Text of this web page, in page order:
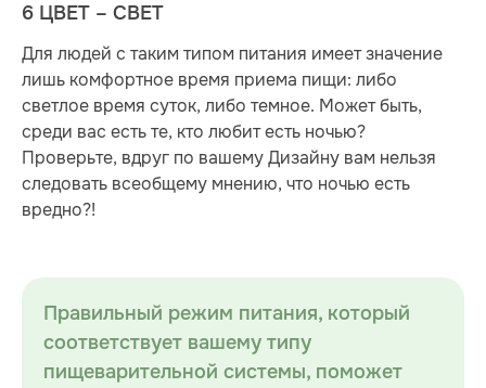
6 ЦВЕТ – СВЕТ
Для людей с таким типом питания имеет значение
лишь комфортное время приема пищи: либо
светлое время суток, либо темное. Может быть,
среди вас есть те, кто любит есть ночью?
Проверьте, вдруг по вашему Дизайну вам нельзя
следовать всеобщему мнению, что ночью есть
вредно?!
Правильный режим питания, который
соответствует вашему типу
пищеварительной системы, поможет